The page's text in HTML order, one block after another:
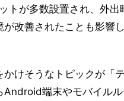
トが多数設置され、外出
改善されたことも影響
かけそうなトピックが「
Android端末やモバイル